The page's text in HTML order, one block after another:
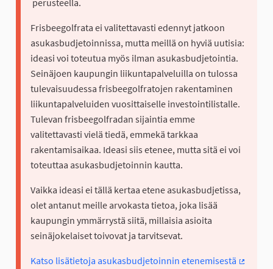
perusteella.
Frisbeegolfrata ei valitettavasti edennyt jatkoon
asukasbudjetoinnissa, mutta meillä on hyviä uutisia:
ideasi voi toteutua myös ilman asukasbudjetointia.
Seinäjoen kaupungin liikuntapalveluilla on tulossa
tulevaisuudessa frisbeegolfratojen rakentaminen
liikuntapalveluiden vuosittaiselle investointilistalle.
Tulevan frisbeegolfradan sijaintia emme
valitettavasti vielä tiedä, emmekä tarkkaa
rakentamisaikaa. Ideasi siis etenee, mutta sitä ei voi
toteuttaa asukasbudjetoinnin kautta.
Vaikka ideasi ei tällä kertaa etene asukasbudjetissa,
olet antanut meille arvokasta tietoa, joka lisää
kaupungin ymmärrystä siitä, millaisia asioita
seinäjokelaiset toivovat ja tarvitsevat.
Katso lisätietoja asukasbudjetoinnin etenemisestä